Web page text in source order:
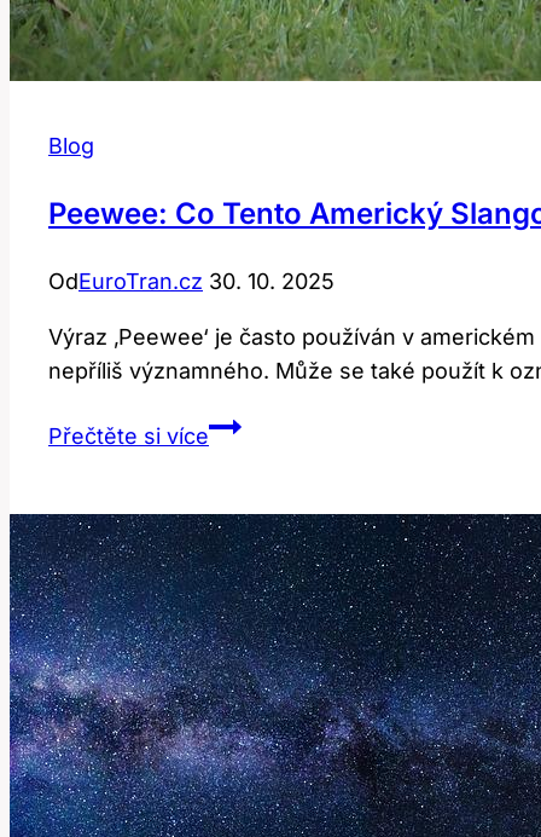
Blog
Peewee: Co Tento Americký
OdEuroTran.cz 30. 10. 2025
Výraz ‚Peewee‘ je často používán v
nepříliš významného. Může se také použít k
Přečtěte si vícePeewee:
Americký
Slangový
Výraz
Znamená?